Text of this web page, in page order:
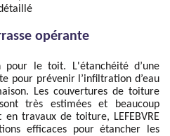
opérante
pour le toit. L'étanchéité d’une
pour prévenir l’infiltration d’eau
Les couvertures de toiture
très estimées et beaucoup
travaux de toiture, LEFEBVRE
efficaces pour étancher les